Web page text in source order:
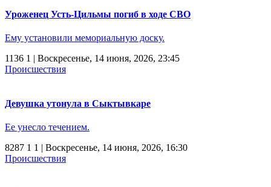
Уроженец Усть-Цильмы погиб в ходе СВО
Ему установили мемориальную доску.
1136 1 | Воскресенье, 14 июня, 2026, 23:45
Происшествия
Девушка утонула в Сыктывкаре
Ее унесло течением.
8287 1 1 | Воскресенье, 14 июня, 2026, 16:30
Происшествия